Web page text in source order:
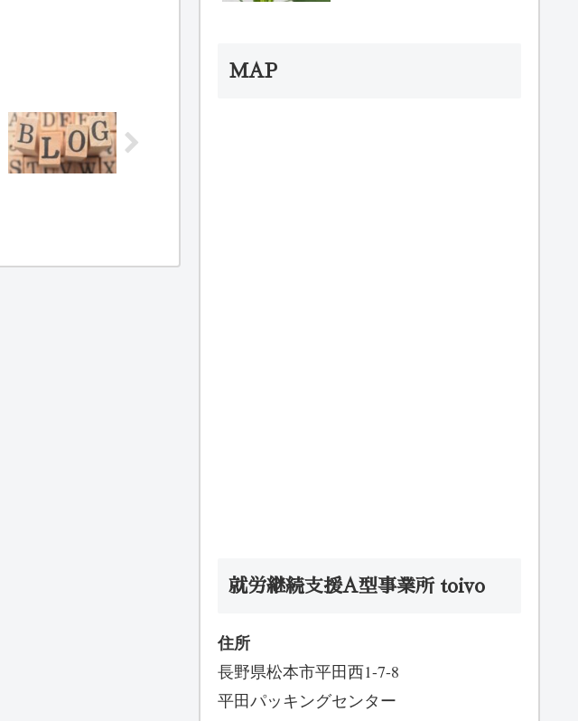
MAP
就労継続支援A型事業所 toivo
住所
長野県松本市平田西1-7-8
平田パッキングセンター